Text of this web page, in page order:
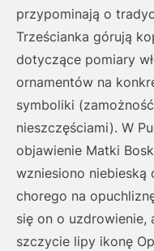
przypominają o
Trześcianka górują
dotyczące pomiary
ornamentów na
symboliki
nieszczęściami). W
objawienie Matki
wzniesiono niebieską
chorego na
się on o uzdrowienie,
szczycie lipy ikonę